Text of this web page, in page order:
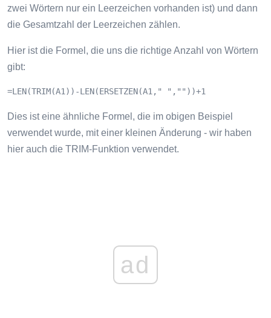
zwei Wörtern nur ein Leerzeichen vorhanden ist) und dann
die Gesamtzahl der Leerzeichen zählen.
Hier ist die Formel, die uns die richtige Anzahl von Wörtern
gibt:
=LEN(TRIM(A1))-LEN(ERSETZEN(A1," ",""))+1
Dies ist eine ähnliche Formel, die im obigen Beispiel
verwendet wurde, mit einer kleinen Änderung - wir haben
hier auch die TRIM-Funktion verwendet.
ad